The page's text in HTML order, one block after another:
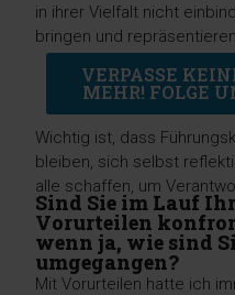
in ihrer Vielfalt nicht
bringen und
VERPASSE
MEHR! FOLGE
Wichtig ist, dass
bleiben, sich selbst
alle schaffen, um
Sind Sie im Lauf
Vorurteilen
wenn ja, wie sind
umgegangen?
Mit Vorurteilen hatte ich